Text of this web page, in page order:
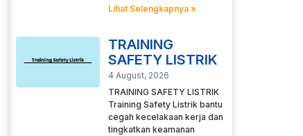
Lihat Selengkapnya »
TRAINING
SAFETY LISTRIK
4 August, 2026
TRAINING SAFETY LISTRIK
Training Safety Listrik bantu
cegah kecelakaan kerja dan
tingkatkan keamanan